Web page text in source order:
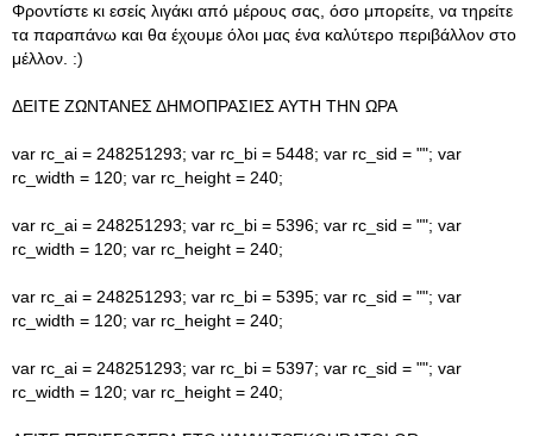
Φροντίστε κι εσείς λιγάκι από μέρους σας, όσο μπορείτε, να τηρείτε
τα παραπάνω και θα έχουμε όλοι μας ένα καλύτερο περιβάλλον στο
μέλλον. :)
ΔΕΙΤΕ ΖΩΝΤΑΝΕΣ ΔΗΜΟΠΡΑΣΙΕΣ ΑΥΤΗ ΤΗΝ ΩΡΑ
var rc_ai = 248251293; var rc_bi = 5448; var rc_sid = ""; var
rc_width = 120; var rc_height = 240;
var rc_ai = 248251293; var rc_bi = 5396; var rc_sid = ""; var
rc_width = 120; var rc_height = 240;
var rc_ai = 248251293; var rc_bi = 5395; var rc_sid = ""; var
rc_width = 120; var rc_height = 240;
var rc_ai = 248251293; var rc_bi = 5397; var rc_sid = ""; var
rc_width = 120; var rc_height = 240;